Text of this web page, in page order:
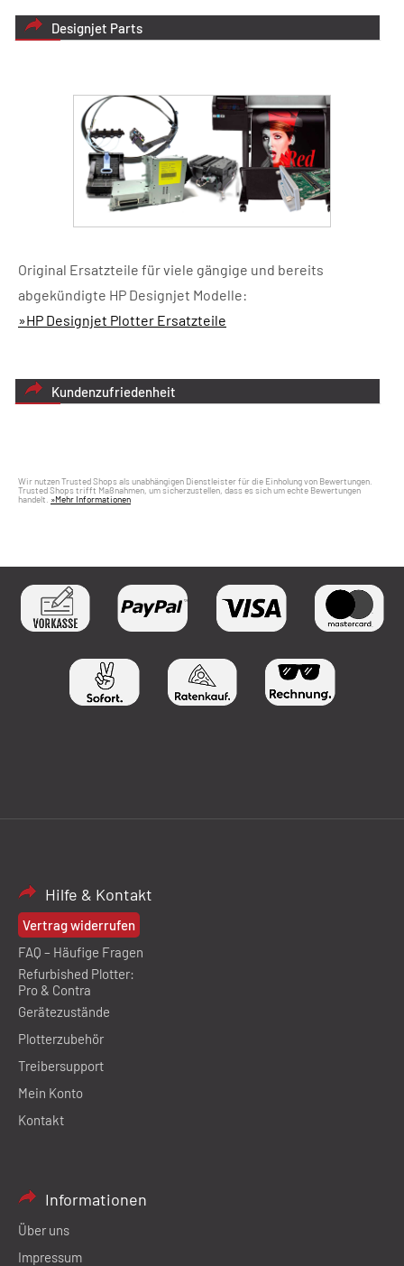
Designjet Parts
Original Ersatzteile für viele gängige und bereits
abgekündigte HP Designjet Modelle:
»HP Designjet Plotter Ersatzteile
Kundenzufriedenheit
Wir nutzen Trusted Shops als unabhängigen Dienstleister für die Einholung von Bewertungen.
Trusted Shops trifft Maßnahmen, um sicherzustellen, dass es sich um echte Bewertungen
handelt. »Mehr Informationen
Hilfe & Kontakt
Vertrag widerrufen
FAQ – Häufige Fragen
Refurbished Plotter:
Pro & Contra
Gerätezustände
Plotterzubehör
Treibersupport
Mein Konto
Kontakt
Informationen
Über uns
Impressum